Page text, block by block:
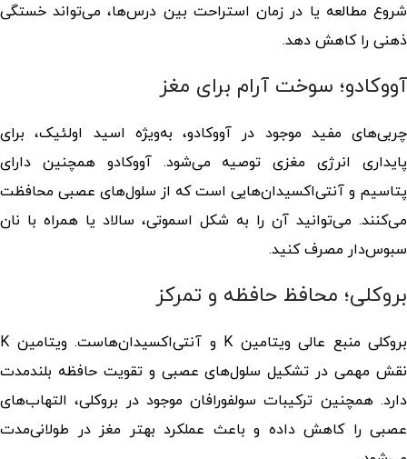
شروع مطالعه یا در زمان استراحت بین درس‌ها، می‌تواند خستگی
ذهنی را کاهش دهد.
آووکادو؛ سوخت آرام برای مغز
چربی‌های مفید موجود در آووکادو، به‌ویژه اسید اولئیک، برای
پایداری انرژی مغزی توصیه می‌شود. آووکادو همچنین دارای
پتاسیم و آنتی‌اکسیدان‌هایی است که از سلول‌های عصبی محافظت
می‌کنند. می‌توانید آن را به شکل اسموتی، سالاد یا همراه با نان
سبوس‌دار مصرف کنید.
بروکلی؛ محافظ حافظه و تمرکز
بروکلی منبع عالی ویتامین K و آنتی‌اکسیدان‌هاست. ویتامین K
نقش مهمی در تشکیل سلول‌های عصبی و تقویت حافظه بلندمدت
دارد. همچنین ترکیبات سولفورافان موجود در بروکلی، التهاب‌های
عصبی را کاهش داده و باعث عملکرد بهتر مغز در طولانی‌مدت